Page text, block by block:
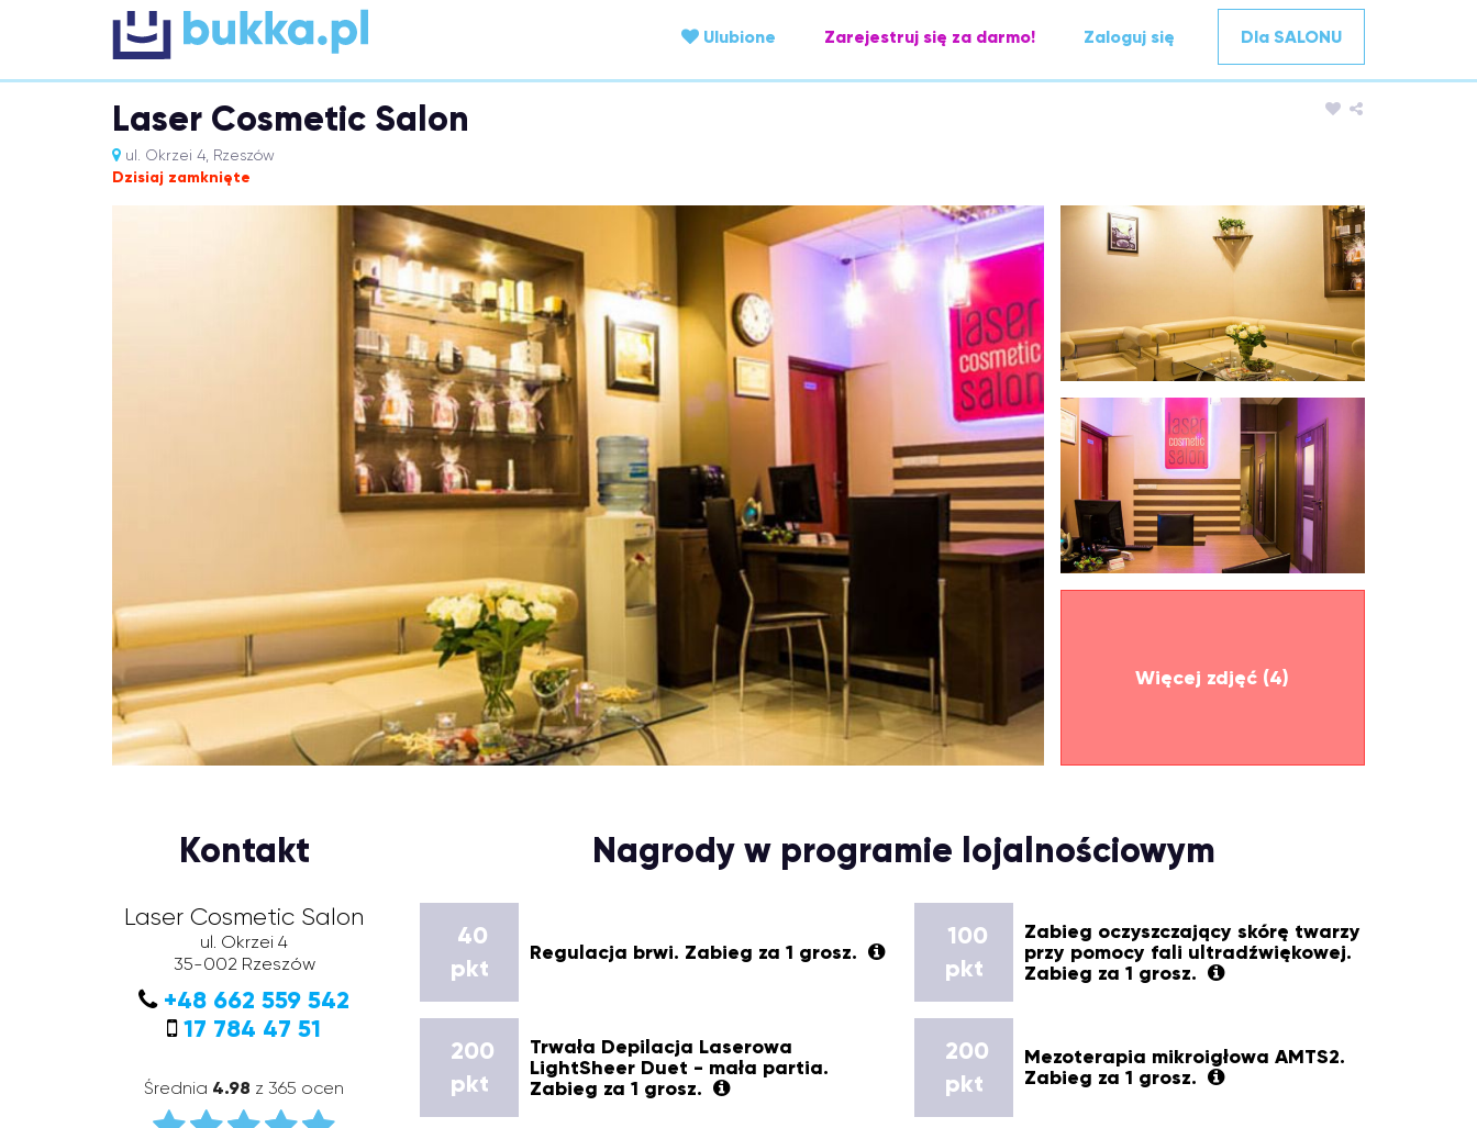
Ulubione Zarejestruj się za darmo! Zaloguj się Dla SALONU
Laser Cosmetic Salon
ul. Okrzei 4, Rzeszów
Dzisiaj zamknięte
Więcej zdjęć (4)
Kontakt
Laser Cosmetic Salon
ul. Okrzei 4
35-002 Rzeszów
+48 662 559 542
17 784 47 51
Średnia 4.98 z 365 ocen
Nagrody w programie lojalnościowym
40
pkt
Regulacja brwi. Zabieg za 1 grosz.
100
pkt
Zabieg oczyszczający skórę twarzy
przy pomocy fali ultradźwiękowej.
Zabieg za 1 grosz.
200
pkt
Trwała Depilacja Laserowa
LightSheer Duet - mała partia.
Zabieg za 1 grosz.
200
pkt
Mezoterapia mikroigłowa AMTS2.
Zabieg za 1 grosz.